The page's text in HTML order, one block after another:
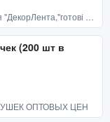
(200 шт в
ОПТОВЫХ ЦЕН